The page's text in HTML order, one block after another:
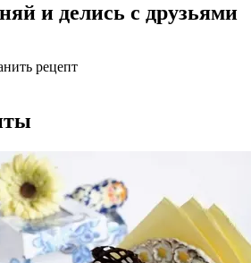
и делись с друзьями
рецепт